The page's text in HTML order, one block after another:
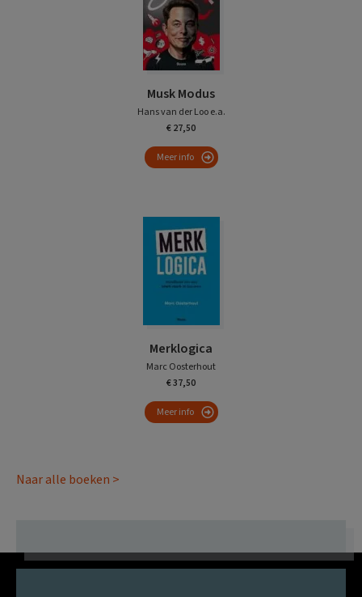
Musk Modus
Hans van der Loo e.a.
€ 27,50
Meer info
Merklogica
Marc Oosterhout
€ 37,50
Meer info
Naar alle boeken >